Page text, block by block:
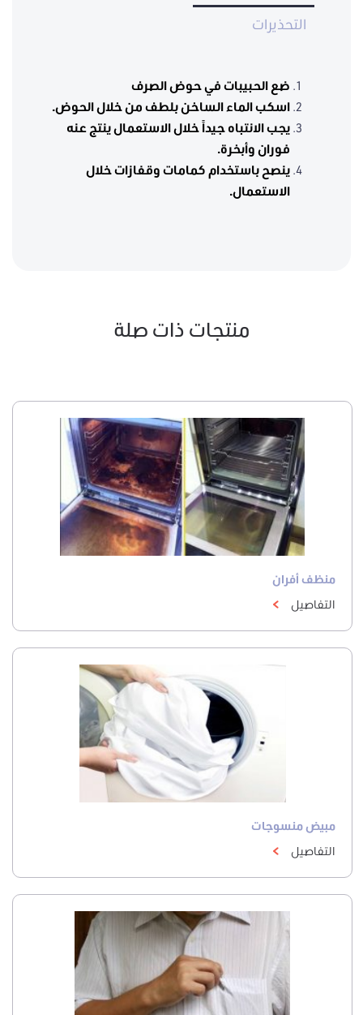
التحذيرات
ضع الحبيبات في حوض الصرف
اسكب الماء الساخن بلطف من خلال الحوض.
يجب الانتباه جيداً خلال الاستعمال ينتج عنه
فوران وأبخرة.
ينصح باستخدام كمامات وقفازات خلال
الاستعمال.
منتجات ذات صلة
منظف أفران
التفاصيل
مبيض منسوجات
التفاصيل